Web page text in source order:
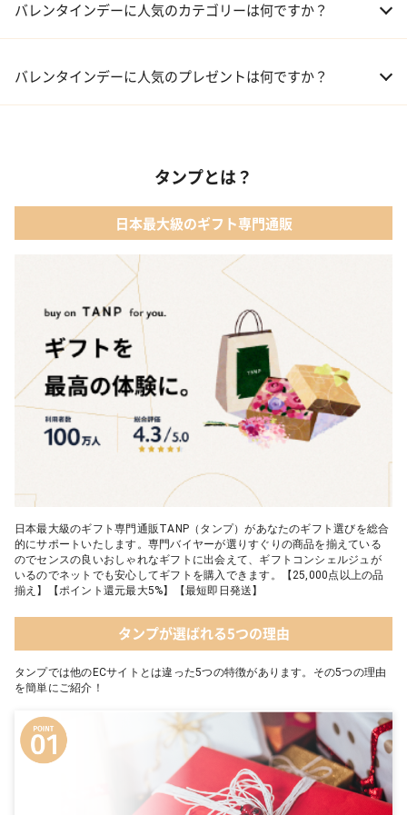
バレンタインデーに人気のカテゴリーは何ですか？
02 メイクアップ
04 ファッション小物
05 入浴剤・バスケア
バレンタインデーに人気のプレゼントは何ですか？
02 【名入れギフト】フラワーティントリップ［日本限定ピンクゴ
03 ショコラフレナチュール
04 ＜クランチチョコレート＞ダーク＆ミルク＆キャラメル＆ホワ
イト 60g
05 葉山のショコラ・カロ＜4個入＞
タンプとは？
日本最大級のギフト専門通販
日本最大級のギフト専門通販TANP（タンプ）があなたのギフト選びを総合
的にサポートいたします。専門バイヤーが選りすぐりの商品を揃えている
のでセンスの良いおしゃれなギフトに出会えて、ギフトコンシェルジュが
いるのでネットでも安心してギフトを購入できます。【25,000点以上の品
揃え】【ポイント還元最大5%】【最短即日発送】
タンプが選ばれる5つの理由
タンプでは他のECサイトとは違った5つの特徴があります。その5つの理由
を簡単にご紹介！